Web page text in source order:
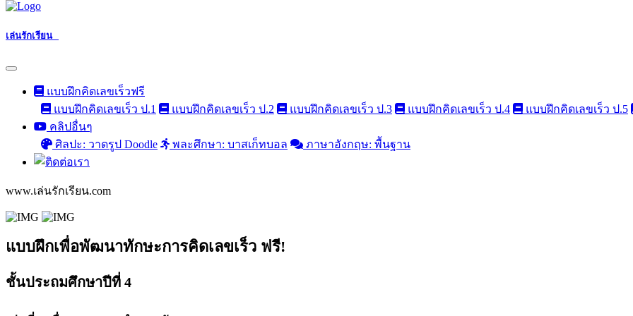
เล่นรักเรียน
แบบฝึกคิดเลขเร็วฟรี
แบบฝึกคิดเลขเร็ว ป.1
แบบฝึกคิดเลขเร็ว ป.2 แบบฝึกคิดเลขเร็ว ป.3 แบบฝึกคิดเลขเร็ว ป.4 แบบฝึกคิดเลขเร็ว ป.5
คลิปอื่นๆ
ศิลปะ: วาดรูป Doodle
พละศึกษา: บาสเก็ทบอล ภาษาอังกฤษ: พื้นฐาน
www.เล่นรักเรียน.com
แบบฝึกเพื่อพัฒนาทักษะการคิดเลขเร็ว ฟรี!
ชั้นประถมศึกษาปีที่ 4